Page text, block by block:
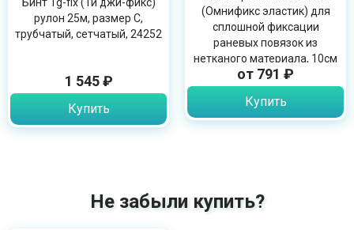
рулон 25м, размер C,
трубчатый, сетчатый, 24252
1 545 ₽
Купить
(Омнификс эластик) для
сплошной фиксации
раневых повязок из
нетканого материала, 10см
х 10м, 900603
от 791 ₽
Купить
Не забыли купить?